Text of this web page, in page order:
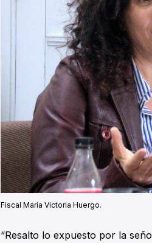
Fiscal María Victoria Huergo.
“Resalto lo expuesto por la